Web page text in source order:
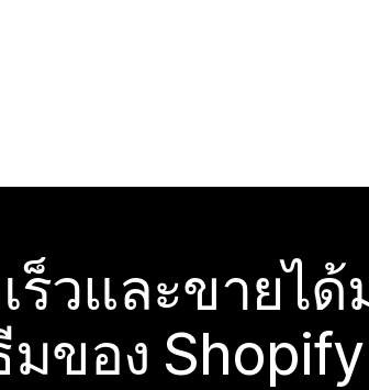
ร็วและขายไ
มของ Shopify